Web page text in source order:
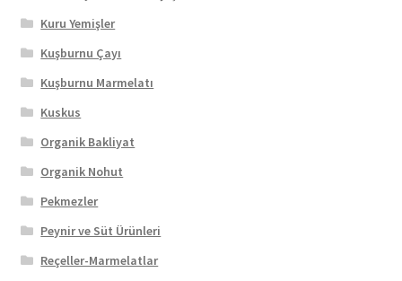
Kuru Yemişler
Kuşburnu Çayı
Kuşburnu Marmelatı
Kuskus
Organik Bakliyat
Organik Nohut
Pekmezler
Peynir ve Süt Ürünleri
Reçeller-Marmelatlar